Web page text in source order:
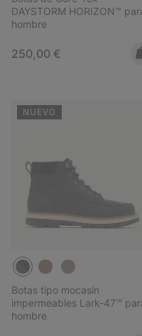
DAYSTORM HORIZON™
hombre
Regular price:
250,00 €
NUEVO
Botas tipo mocasín
impermeables Lark-47™
hombre